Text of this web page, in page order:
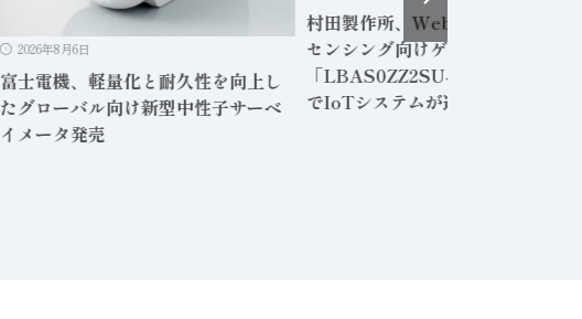
2026年8月6日
富士電機、軽量化と耐久性を向上し
たグローバル向け新型中性子サーベ
イメータ発売
村田製作所、Webアプリ内蔵の無
センシング向けゲートウェイ
「LBAS0ZZ2SU-001」専用PC
でIoTシステムが運用可能に